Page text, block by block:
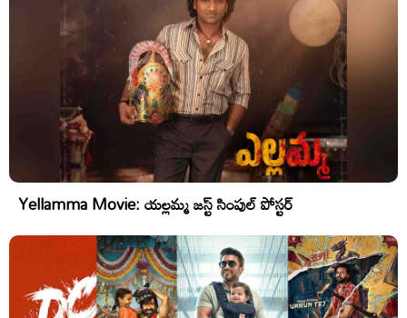
Yellamma Movie: యల్లమ్మ జస్ట్ సింపుల్ పోస్టర్